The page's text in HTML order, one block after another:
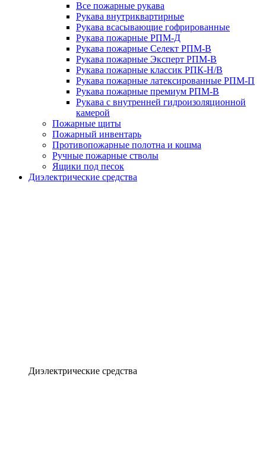
Все пожарные рукава
Рукава внутриквартирные
Рукава всасывающие гофрированные
Рукава пожарные РПМ-Д
Рукава пожарные Селект РПМ-В
Рукава пожарные Эксперт РПМ-В
Рукава пожарные классик РПК-Н/В
Рукава пожарные латексированные РПМ-П
Рукава пожарные премиум РПМ-В
Рукава с внутренней гидроизоляционной
камерой
Пожарные щиты
Пожарный инвентарь
Противопожарные полотна и кошма
Ручные пожарные стволы
Ящики под песок
Диэлектрические средства
Диэлектрические средства